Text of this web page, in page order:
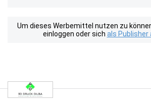
Um dieses Werbemittel nutzen zu
einloggen oder sich als Publisher